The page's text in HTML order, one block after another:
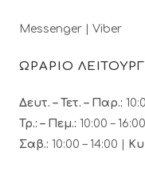
Messenger Viber
ΩΡΑΡΙΟ
Δευτ. – Τετ. – Παρ.:
Τρ.: – Πεμ.: 10:00 – 16:00
Σαβ.: 10:00 – 14:00 |